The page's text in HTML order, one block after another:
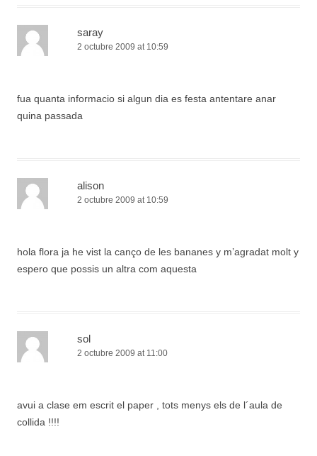
saray
2 octubre 2009 at 10:59
fua quanta informacio si algun dia es festa antentare anar
quina passada
alison
2 octubre 2009 at 10:59
hola flora ja he vist la canço de les bananes y m’agradat molt y
espero que possis un altra com aquesta
sol
2 octubre 2009 at 11:00
avui a clase em escrit el paper , tots menys els de l´aula de
collida !!!!